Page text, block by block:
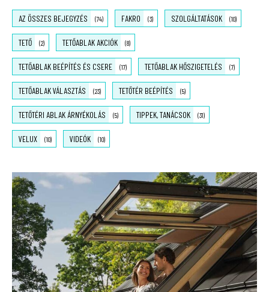
AZ ÖSSZES BEJEGYZÉS (74) FAKRO (3) SZOLGÁLTATÁSOK (10)
TETŐ (2) TETŐABLAK AKCIÓK (8)
TETŐABLAK BEÉPÍTÉS ÉS CSERE (17) TETŐABLAK HŐSZIGETELÉS (7)
TETŐABLAK VÁLASZTÁS (23) TETŐTÉR BEÉPÍTÉS (5)
TETŐTÉRI ABLAK ÁRNYÉKOLÁS (5) TIPPEK, TANÁCSOK (31)
VELUX (10) VIDEÓK (10)